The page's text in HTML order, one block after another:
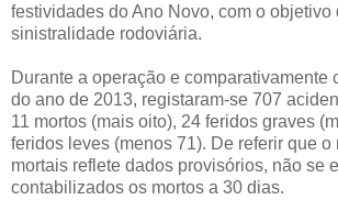
festividades do Ano Novo, com o objetivo
sinistralidade rodoviária.
Durante a operação e comparativamente
do ano de 2013, registaram-se 707
11 mortos (mais oito), 24 feridos graves
feridos leves (menos 71). De referir que o
mortais reflete dados provisórios, não se
contabilizados os mortos a 30 dias.